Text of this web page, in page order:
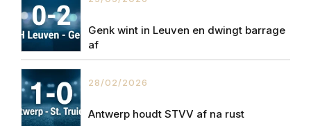
Genk wint in Leuven en dwingt barrage
af
28/02/2026
Antwerp houdt STVV af na rust